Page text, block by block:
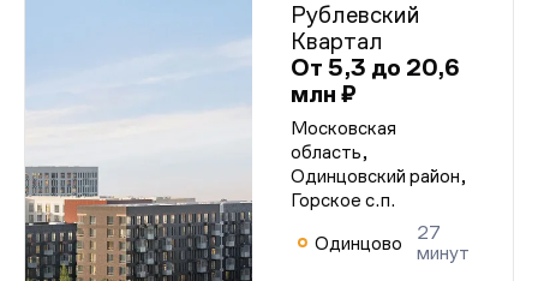
Рублевский
Квартал
От 5,3 до 20,6
млн ₽
Московская
область,
Одинцовский район,
Горское с.п.
Одинцово
27
минут